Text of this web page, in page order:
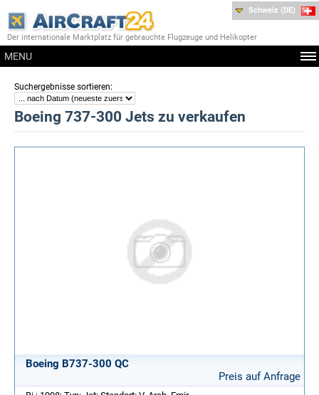
Der internationale Marktplatz für gebrauchte Flugzeuge und Helikopter
MENU
Schweiz (DE)
Suchergebnisse sortieren:
Boeing 737-300 Jets zu verkaufen
Boeing B737-300 QC
Preis auf Anfrage